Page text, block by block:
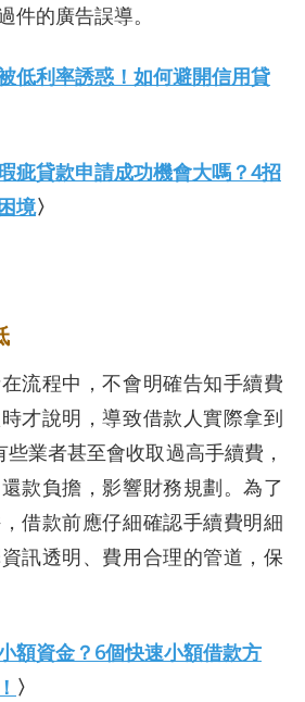
件的廣告誤導。
低利率誘惑！如何避開信用貸
疵貸款申請成功機會大嗎？4招
境〉
流程中，不會明確告知手續費
才說明，導致借款人實際拿到
業者甚至會收取過高手續費，
款負擔，影響財務規劃。為了
借款前應仔細確認手續費明細
訊透明、費用合理的管道，保
額資金？6個快速小額借款方
〉